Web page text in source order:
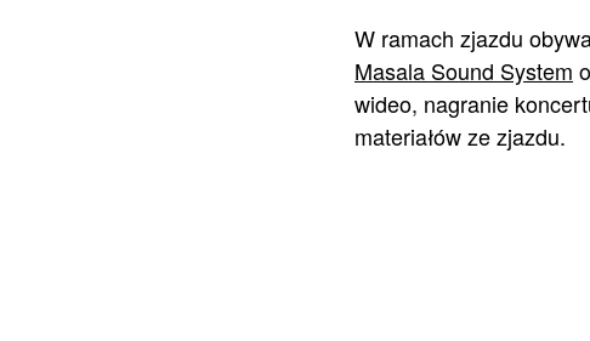
W ramach zjazdu
Masala Sound System
wideo, nagranie
materiałów ze zjazdu.